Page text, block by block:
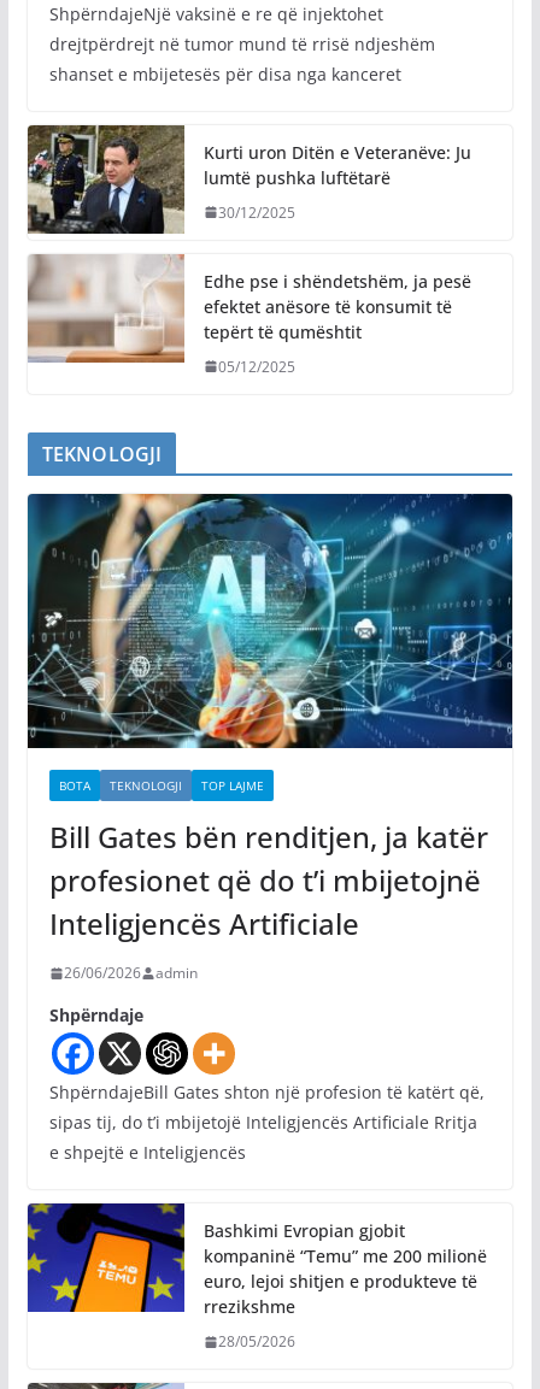
ShpërndajeNjë vaksinë e re që injektohet
drejtpërdrejt në tumor mund të rrisë ndjeshëm
shanset e mbijetesës për disa nga kanceret
Kurti uron Ditën e Veteranëve: Ju
lumtë pushka luftëtarë
30/12/2025
Edhe pse i shëndetshëm, ja pesë
efektet anësore të konsumit të
tepërt të qumështit
05/12/2025
TEKNOLOGJI
BOTA TEKNOLOGJI TOP LAJME
Bill Gates bën renditjen, ja katër
profesionet që do t’i mbijetojnë
Inteligjencës Artificiale
26/06/2026 admin
Shpërndaje
ShpërndajeBill Gates shton një profesion të katërt që,
sipas tij, do t’i mbijetojë Inteligjencës Artificiale Rritja
e shpejtë e Inteligjencës
Bashkimi Evropian gjobit
kompaninë “Temu” me 200 milionë
euro, lejoi shitjen e produkteve të
rrezikshme
28/05/2026